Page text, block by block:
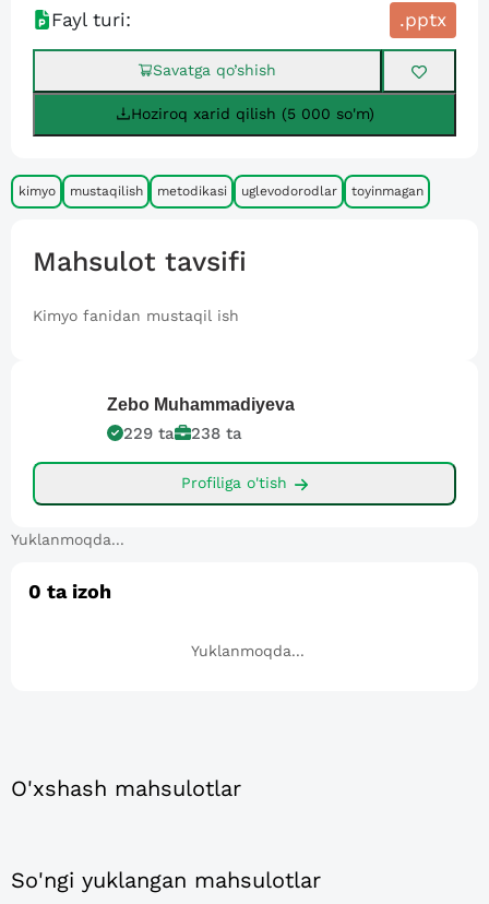
Fayl turi:
.pptx
Savatga qo’shish
Hoziroq xarid qilish (5 000 so'm)
kimyo mustaqilish metodikasi uglevodorodlar toyinmagan
Mahsulot tavsifi
Kimyo fanidan mustaqil ish
Zebo Muhammadiyeva
229 ta 238 ta
Profiliga o'tish
Yuklanmoqda...
0 ta izoh
Yuklanmoqda...
O'xshash mahsulotlar
So'ngi yuklangan mahsulotlar